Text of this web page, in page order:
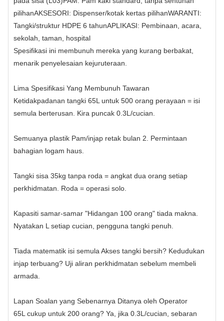
pilihanAKSESORI: Dispenser/kotak kertas pilihanWARANTI:
Tangki/struktur HDPE 6 tahunAPLIKASI: Pembinaan, acara,
sekolah, taman, hospital
Spesifikasi ini membunuh mereka yang kurang berbakat,
menarik penyelesaian kejuruteraan.
Lima Spesifikasi Yang Membunuh Tawaran
Ketidakpadanan tangki 65L untuk 500 orang perayaan = isi
semula berterusan. Kira puncak 0.3L/cucian.
Semuanya plastik Pam/injap retak bulan 2. Permintaan
bahagian logam haus.
Tangki sisa 35kg tanpa roda = angkat dua orang setiap
perkhidmatan. Roda = operasi solo.
Kapasiti samar-samar "Hidangan 100 orang" tiada makna.
Nyatakan L setiap cucian, pengguna tangki penuh.
Tiada matematik isi semula Akses tangki bersih? Kedudukan
injap terbuang? Uji aliran perkhidmatan sebelum membeli
armada.
Lapan Soalan yang Sebenarnya Ditanya oleh Operator
65L cukup untuk 200 orang? Ya, jika 0.3L/cucian, sebaran